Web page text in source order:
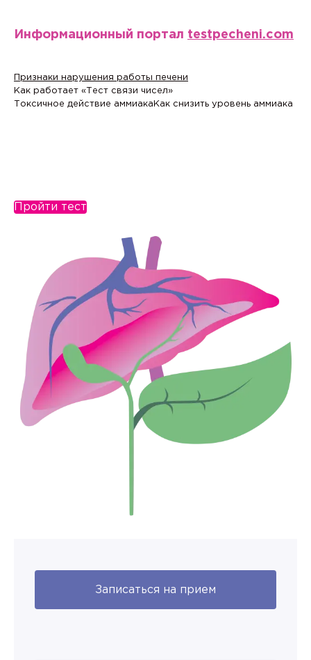
Информационный портал testpecheni.com
Признаки нарушения работы печени
Как работает «Тест связи чисел»
Токсичное действие аммиака Как снизить уровень аммиака
Пройти тест
Записаться на прием